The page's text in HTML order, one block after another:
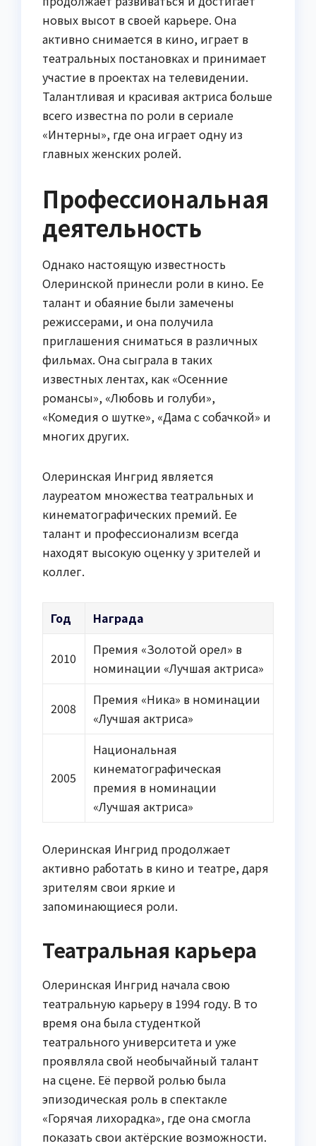
новых высот в своей карьере. Она
активно снимается в кино, играет в
театральных постановках и принимает
участие в проектах на телевидении.
Талантливая и красивая актриса больше
всего известна по роли в сериале
«Интерны», где она играет одну из
главных женских ролей.
Профессиональная
деятельность
Однако настоящую известность
Олеринской принесли роли в кино. Ее
талант и обаяние были замечены
режиссерами, и она получила
приглашения сниматься в различных
фильмах. Она сыграла в таких
известных лентах, как «Осенние
романсы», «Любовь и голуби»,
«Комедия о шутке», «Дама с собачкой» и
многих других.
Олеринская Ингрид является
лауреатом множества театральных и
кинематографических премий. Ее
талант и профессионализм всегда
находят высокую оценку у зрителей и
коллег.
Год Награда
2010
Премия «Золотой орел» в
номинации «Лучшая актриса»
2008
Премия «Ника» в номинации
«Лучшая актриса»
2005
Национальная
кинематографическая
премия в номинации
«Лучшая актриса»
Олеринская Ингрид продолжает
активно работать в кино и театре, даря
зрителям свои яркие и
запоминающиеся роли.
Театральная карьера
Олеринская Ингрид начала свою
театральную карьеру в 1994 году. В то
время она была студенткой
театрального университета и уже
проявляла свой необычайный талант
на сцене. Её первой ролью была
эпизодическая роль в спектакле
«Горячая лихорадка», где она смогла
показать свои актёрские возможности.